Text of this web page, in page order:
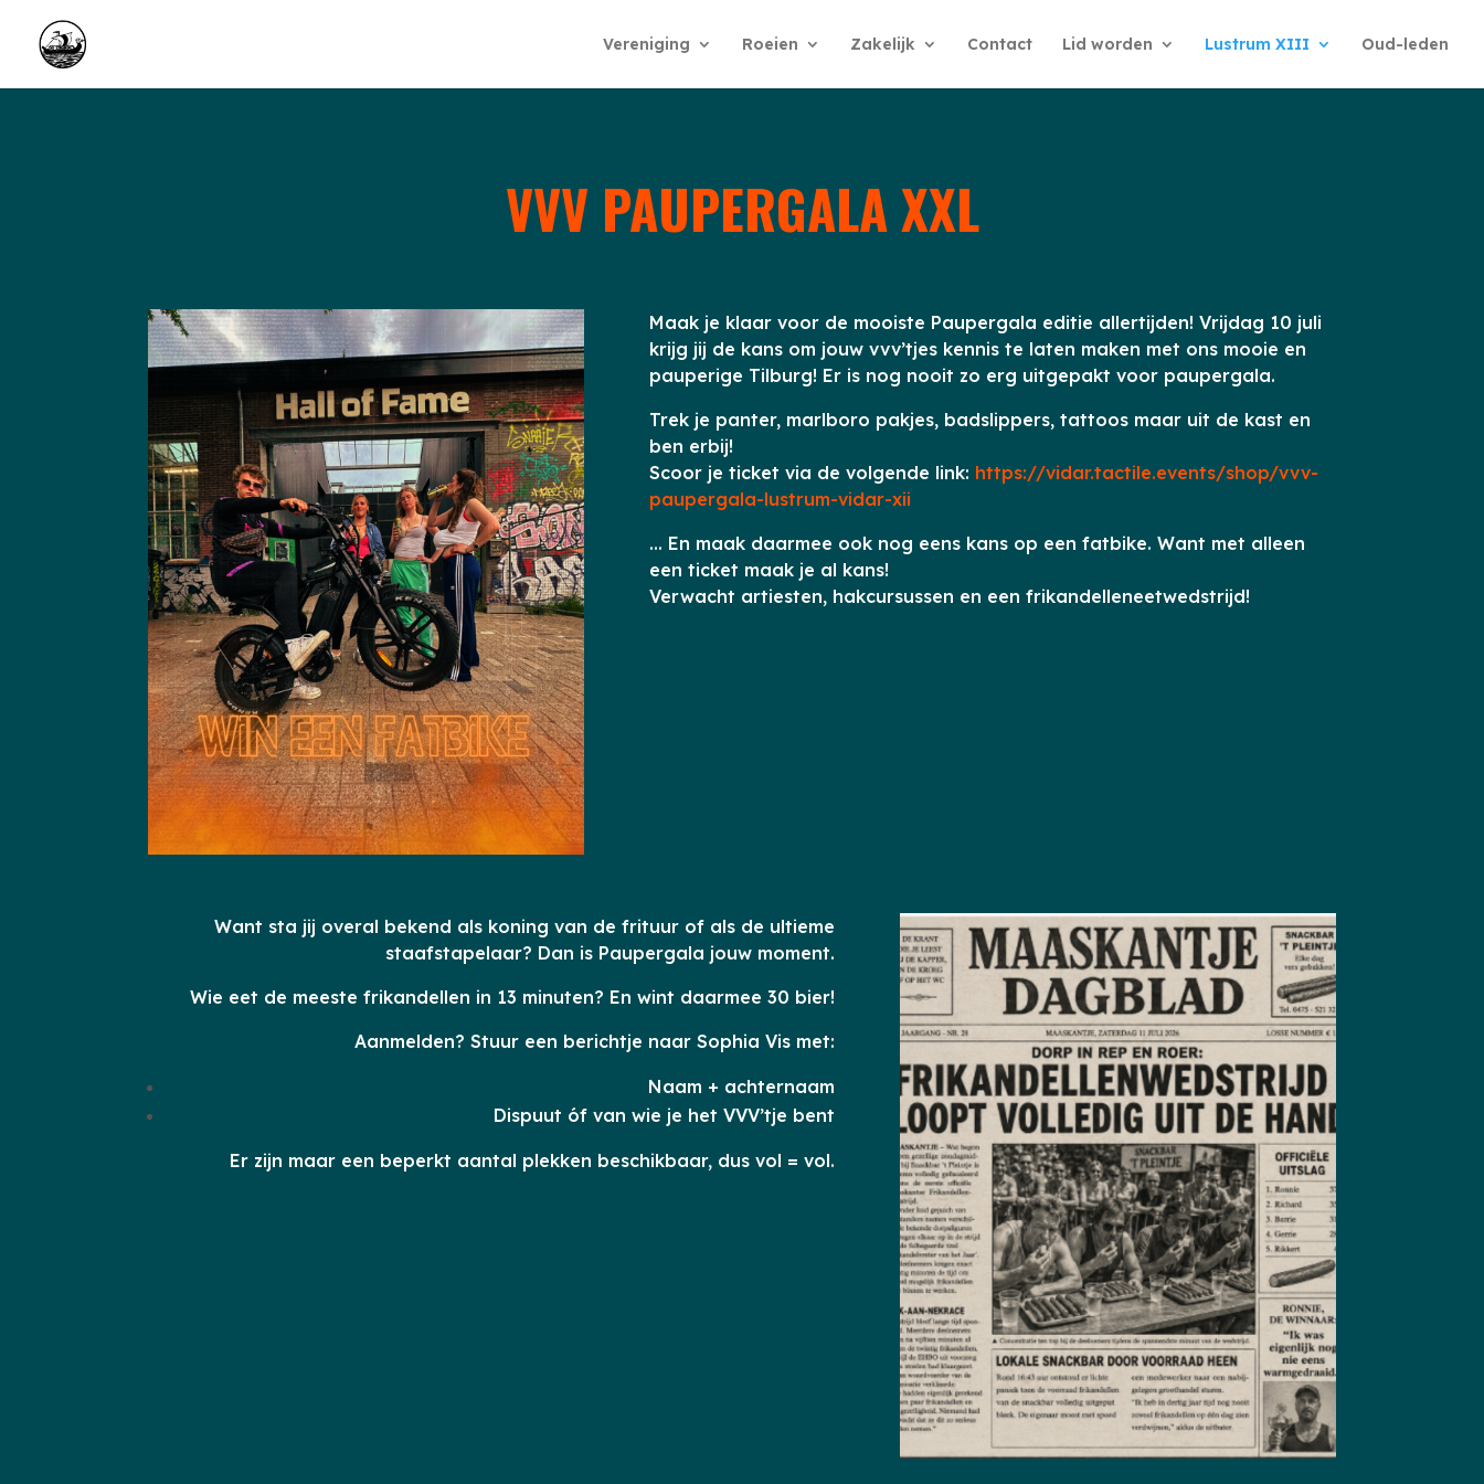
Vereniging Roeien Zakelijk Contact Lid worden Lustrum XIII Oud-leden
VVV PAUPERGALA XXL
Maak je klaar voor de mooiste Paupergala editie allertijden! Vrijdag 10 juli
krijg jij de kans om jouw vvv’tjes kennis te laten maken met ons mooie en
pauperige Tilburg! Er is nog nooit zo erg uitgepakt voor paupergala.
Trek je panter, marlboro pakjes, badslippers, tattoos maar uit de kast en
ben erbij!
Scoor je ticket via de volgende link: https://vidar.tactile.events/shop/vvv-
paupergala-lustrum-vidar-xii
… En maak daarmee ook nog eens kans op een fatbike. Want met alleen
een ticket maak je al kans!
Verwacht artiesten, hakcursussen en een frikandelleneetwedstrijd!
Want sta jij overal bekend als koning van de frituur of als de ultieme
staafstapelaar? Dan is Paupergala jouw moment.
Wie eet de meeste frikandellen in 13 minuten? En wint daarmee 30 bier!
Aanmelden? Stuur een berichtje naar Sophia Vis met:
⁠Naam + achternaam
Dispuut óf van wie je het VVV’tje bent
Er zijn maar een beperkt aantal plekken beschikbaar, dus vol = vol.